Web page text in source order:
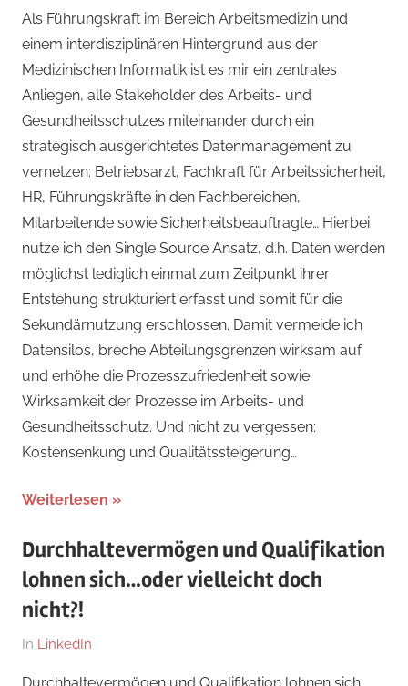
Januar
2026
med.
Stefan
Wagner,
MHBA
Als Führungskraft im Bereich Arbeitsmedizin und
einem interdisziplinären Hintergrund aus der
Medizinischen Informatik ist es mir ein zentrales
Anliegen, alle Stakeholder des Arbeits- und
Gesundheitsschutzes miteinander durch ein
strategisch ausgerichtetes Datenmanagement zu
vernetzen: Betriebsarzt, Fachkraft für Arbeitssicherheit,
HR, Führungskräfte in den Fachbereichen,
Mitarbeitende sowie Sicherheitsbeauftragte… Hierbei
nutze ich den Single Source Ansatz, d.h. Daten werden
möglichst lediglich einmal zum Zeitpunkt ihrer
Entstehung strukturiert erfasst und somit für die
Sekundärnutzung erschlossen. Damit vermeide ich
Datensilos, breche Abteilungsgrenzen wirksam auf
und erhöhe die Prozesszufriedenheit sowie
Wirksamkeit der Prozesse im Arbeits- und
Gesundheitsschutz. Und nicht zu vergessen:
Kostensenkung und Qualitätssteigerung…
Weiterlesen
Durchhaltevermögen und Qualifikation
lohnen sich…oder vielleicht doch
nicht?!
Am
Von
In LinkedIn